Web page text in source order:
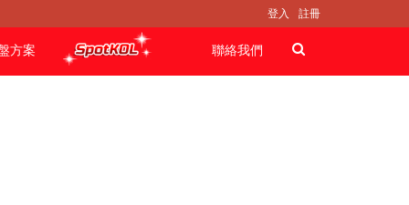
登入 註冊
方案 聯絡我們